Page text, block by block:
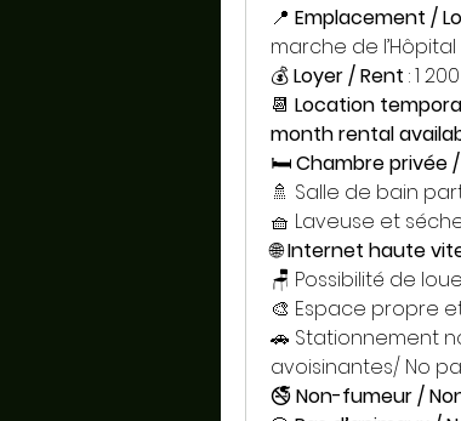
📍 Emplacement /
marche de
💰 Loyer / Rent : 1
📆 Location
month rental
🛏️ Chambre privée
🚿 Salle de bain
🧺 Laveuse et
🌐 Internet haute
🪑 Possibilité de
🎨 Espace propre
🚗 Stationnement
avoisinantes/ No
🚭 Non-fumeur /